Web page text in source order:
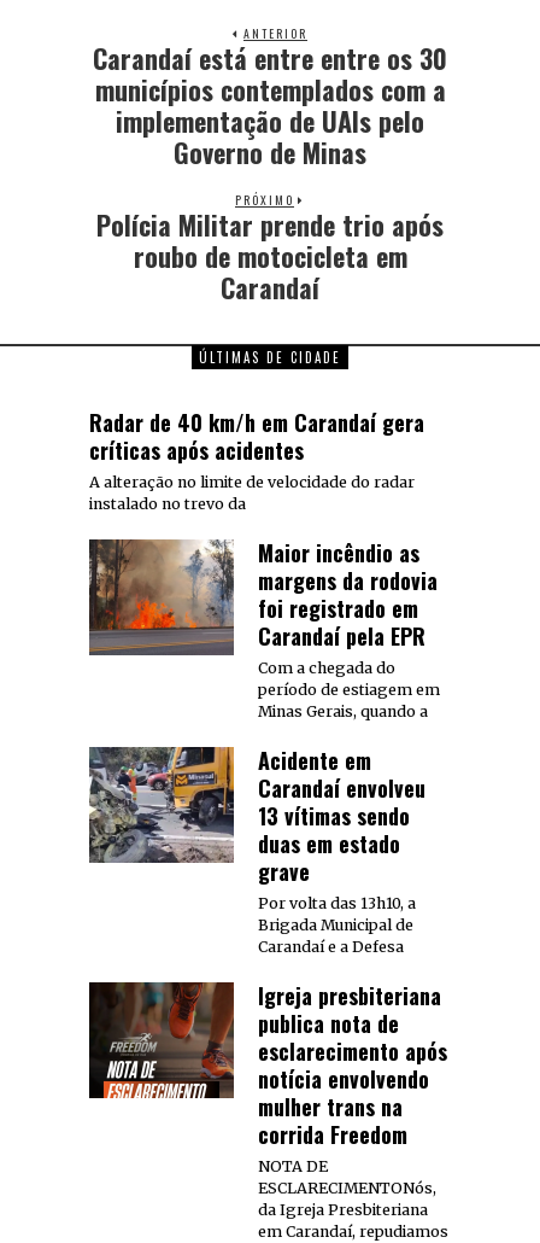
ANTERIOR
Carandaí está entre entre os 30
municípios contemplados com a
implementação de UAIs pelo
Governo de Minas
PRÓXIMO
Polícia Militar prende trio após
roubo de motocicleta em
Carandaí
ÚLTIMAS DE CIDADE
Radar de 40 km/h em Carandaí gera
críticas após acidentes
A alteração no limite de velocidade do radar
instalado no trevo da
Maior incêndio as
margens da rodovia
foi registrado em
Carandaí pela EPR
Com a chegada do
período de estiagem em
Minas Gerais, quando a
Acidente em
Carandaí envolveu
13 vítimas sendo
duas em estado
grave
Por volta das 13h10, a
Brigada Municipal de
Carandaí e a Defesa
Igreja presbiteriana
publica nota de
esclarecimento após
notícia envolvendo
mulher trans na
corrida Freedom
NOTA DE
ESCLARECIMENTONós,
da Igreja Presbiteriana
em Carandaí, repudiamos